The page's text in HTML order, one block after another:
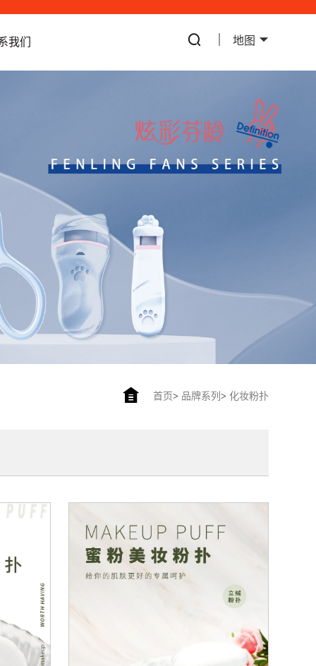
我们 地图
首页> 品牌系列 > 化妆粉扑